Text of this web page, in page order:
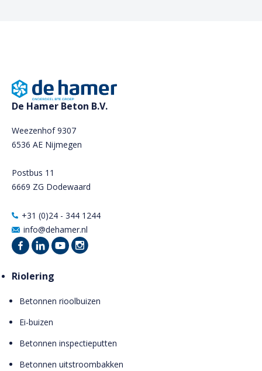
De Hamer Beton B.V.
Weezenhof 9307
6536 AE Nijmegen
Postbus 11
6669 ZG Dodewaard
+31 (0)24 - 344 1244
info@dehamer.nl
Riolering
Betonnen rioolbuizen
Ei-buizen
Betonnen inspectieputten
Betonnen uitstroombakken